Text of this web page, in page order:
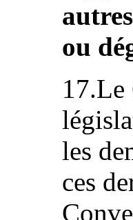
ou
17.Le
les
ces